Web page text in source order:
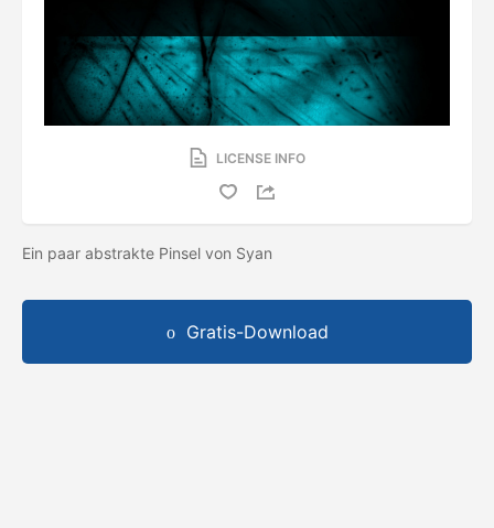
LICENSE INFO
Ein paar abstrakte Pinsel von Syan
Gratis-Download